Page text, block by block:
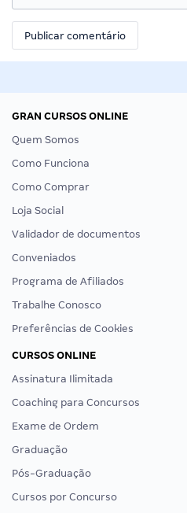
GRAN CURSOS ONLINE
Quem Somos
Como Funciona
Como Comprar
Loja Social
Validador de documentos
Conveniados
Programa de Afiliados
Trabalhe Conosco
Preferências de Cookies
CURSOS ONLINE
Assinatura Ilimitada
Coaching para Concursos
Exame de Ordem
Graduação
Pós-Graduação
Cursos por Concurso